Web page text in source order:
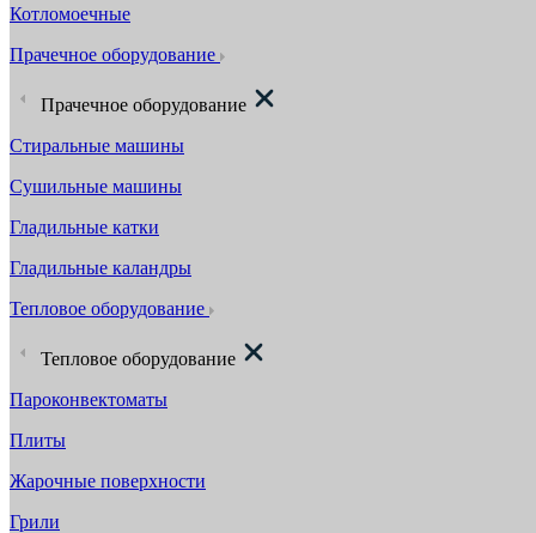
Котломоечные
Прачечное оборудование
Прачечное оборудование
Стиральные машины
Сушильные машины
Гладильные катки
Гладильные каландры
Тепловое оборудование
Тепловое оборудование
Пароконвектоматы
Плиты
Жарочные поверхности
Грили